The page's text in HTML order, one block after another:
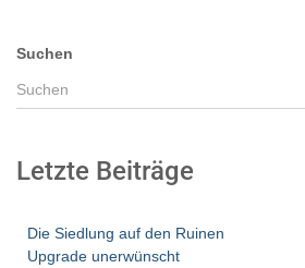
Suchen
Letzte Beiträge
Die Siedlung auf den Ruinen
Upgrade unerwünscht